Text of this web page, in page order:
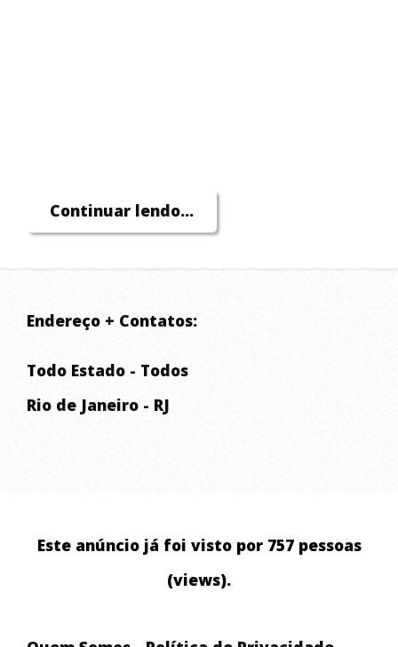
Continuar lendo...
Endereço + Contatos:
Todo Estado - Todos
Rio de Janeiro - RJ
Este anúncio já foi visto por 757 pessoas
(views).